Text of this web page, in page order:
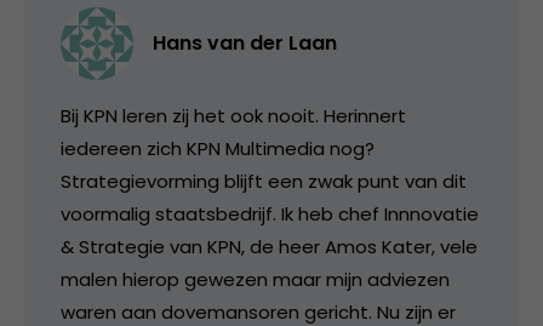
Hans van der Laan
Bij KPN leren zij het ook nooit. Herinnert
iedereen zich KPN Multimedia nog?
Strategievorming blijft een zwak punt van dit
voormalig staatsbedrijf. Ik heb chef Innnovatie
& Strategie van KPN, de heer Amos Kater, vele
malen hierop gewezen maar mijn adviezen
waren aan dovemansoren gericht. Nu zijn er